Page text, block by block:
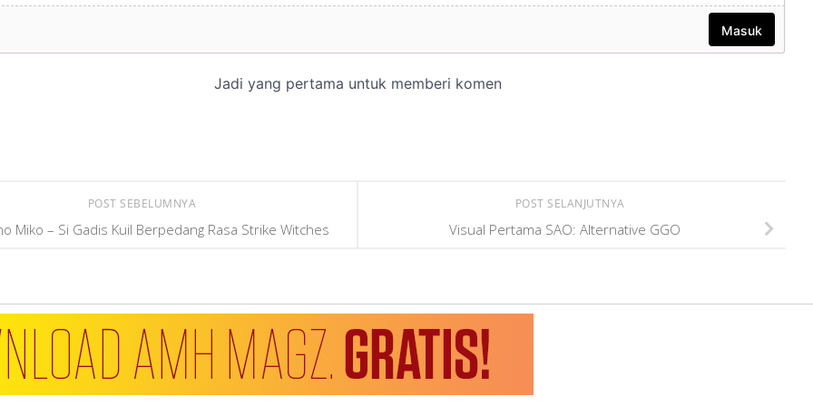
POST SELANJUTNYA
Visual Pertama SAO: Alternative GGO
POST SEBELUMNYA
Miko – Si Gadis Kuil Berpedang Rasa Strike Witches